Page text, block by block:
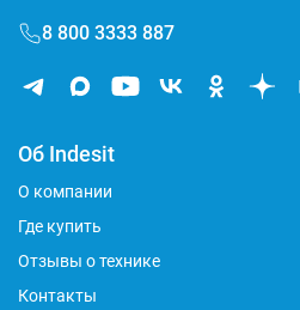
8 800 3333 887
Об Indesit
О компании
Где купить
Отзывы о технике
Контакты